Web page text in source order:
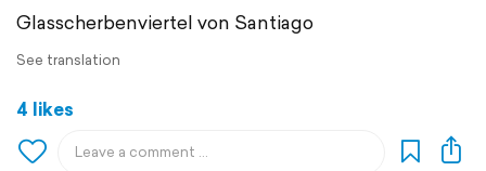
Glasscherbenviertel von Santiago
See translation
4 likes